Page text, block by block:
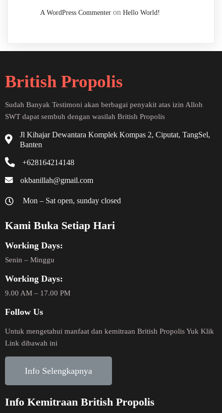
A WordPress Commenter on Hello World!
British Propolis
Sudah Banyak Testimoni akan berbagai penyakit atas izin Alloh
SWT dapat sembuh dengan wasilah British Propolis
Jl Kihajar Dewantara Komplek Kompas 2, Ciputat, TangSel,
Banten
+628164214148
okbanillah@gmail.com
Mon – Sat open, sunday closed
Kami Buka Setiap Hari
Working Days:
Senin – Minggu
Working Days:
9.00 AM – 17.00 PM
Follow Us
Untuk mengetahui manfaat dan kemitraan British Propolis Yuk Klik
Link dibawah ini
Info Selengkapnya
Info Kemitraan British Propolis